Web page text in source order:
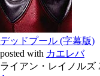
デッドプール (字幕版)
posted with カエレバ
ライアン・レイノルズ